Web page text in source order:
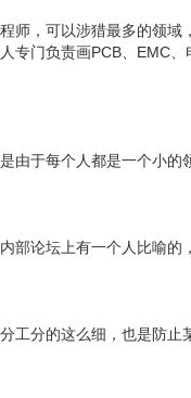
师，可以涉猎最多的领
专门负责画PCB、EMC
由于每个人都是一个小
部论坛上有一个人比喻的
工分的这么细，也是防